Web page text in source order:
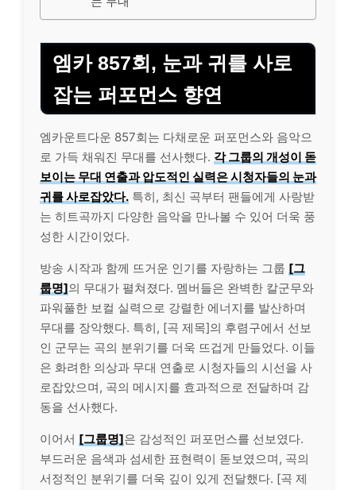
엠카 857회, 눈과 귀를 사로
잡는 퍼포먼스 향연
엠카운트다운 857회는 다채로운 퍼포먼스와 음악으
로 가득 채워진 무대를 선사했다. 각 그룹의 개성이 돋
보이는 무대 연출과 압도적인 실력은 시청자들의 눈과
귀를 사로잡았다. 특히, 최신 곡부터 팬들에게 사랑받
는 히트곡까지 다양한 음악을 만나볼 수 있어 더욱 풍
성한 시간이었다.
방송 시작과 함께 뜨거운 인기를 자랑하는 그룹 [그
룹명]의 무대가 펼쳐졌다. 멤버들은 완벽한 칼군무와
파워풀한 보컬 실력으로 강렬한 에너지를 발산하며
무대를 장악했다. 특히, [곡 제목]의 후렴구에서 선보
인 군무는 곡의 분위기를 더욱 뜨겁게 만들었다. 이들
은 화려한 의상과 무대 연출로 시청자들의 시선을 사
로잡았으며, 곡의 메시지를 효과적으로 전달하며 감
동을 선사했다.
이어서 [그룹명]은 감성적인 퍼포먼스를 선보였다.
부드러운 음색과 섬세한 표현력이 돋보였으며, 곡의
서정적인 분위기를 더욱 깊이 있게 전달했다. [곡 제